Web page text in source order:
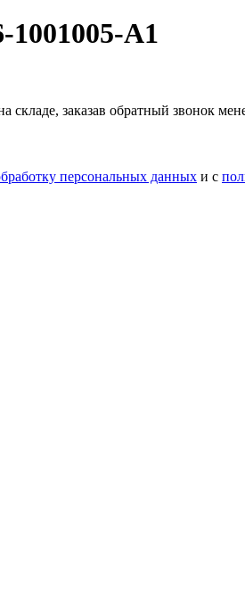
1001005-А1
складе, заказав обратный звонок
персональных данных и с